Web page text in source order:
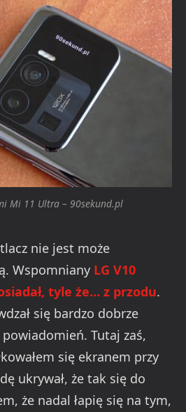
Mi 11 Ultra – 90sekund.pl
nie jest może
Wspomniany LG V10
tyle że… z przodu.
się bardzo dobrze
Tutaj zaś,
się ekranem przy
ukrywał, że tak się do
że nadal łapię się na tym,